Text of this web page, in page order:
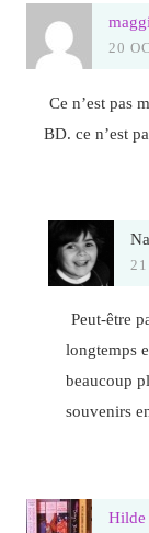
20
Ce n’est pas
BD. ce n’est
Peut-être
longtemps
beaucoup
souvenirs
Hilde